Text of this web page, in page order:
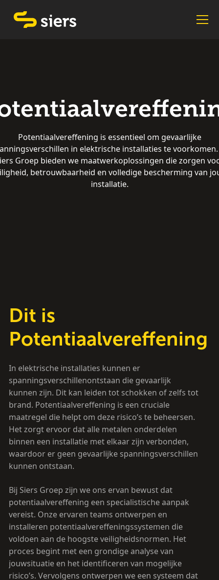
Potentiaalvereffening is essentieel om gevaarlijke
in elektrische installaties te voorkomen.
Groep bieden we maatwerkoplossingen die zorgen
betrouwbaarheid en volledige bescherming van
installatie.
Dit is
Potentiaalvereffening
In elektrische installaties kunnen er
spanningsverschillenontstaan die gevaarlijk
kunnen zijn. Dit kan leiden tot schokken of zelfs tot
brand. Potentiaalvereffening is een cruciale
maatregel die helpt om deze risico’s te beheersen.
Het zorgt ervoor dat alle metalen onderdelen
binnen een installatie met elkaar zijn verbonden,
waardoor er geen gevaarlijke spanningsverschillen
kunnen ontstaan.
Bij Siers Groep zijn we ons ervan bewust dat
potentiaalvereffening een specialistische aanpak
vereist. Onze ervaren teams ontwerpen en
installeren potentiaalvereffeningssystemen die
voldoen aan de hoogste veiligheidsnormen. Het
proces begint met een grondige analyse van
jouwsituatie en het identificeren van mogelijke
risico’s. Vervolgens ontwerpen we een systeem dat